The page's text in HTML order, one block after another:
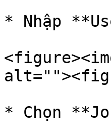
* Nhập
* Chọn